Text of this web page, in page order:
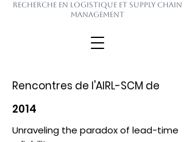
Recherche en Logistique et Supply Chain
Management
Rencontres de l'AIRL-SCM de
2014
Unraveling the paradox of lead-time